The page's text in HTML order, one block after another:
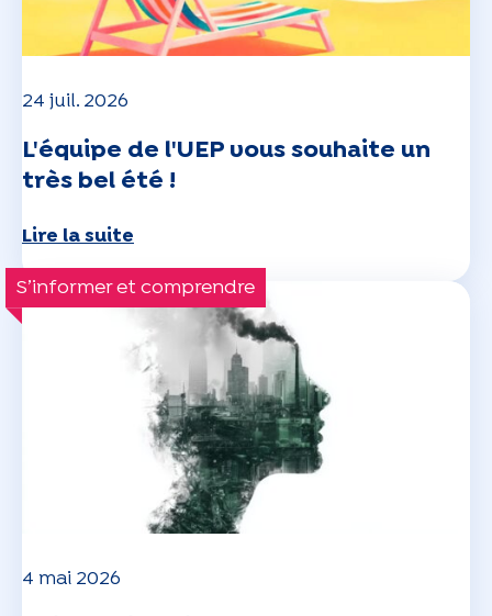
24 juil. 2026
L'équipe de l'UEP vous souhaite un
très bel été !
Lire la suite
S’informer et comprendre
4 mai 2026